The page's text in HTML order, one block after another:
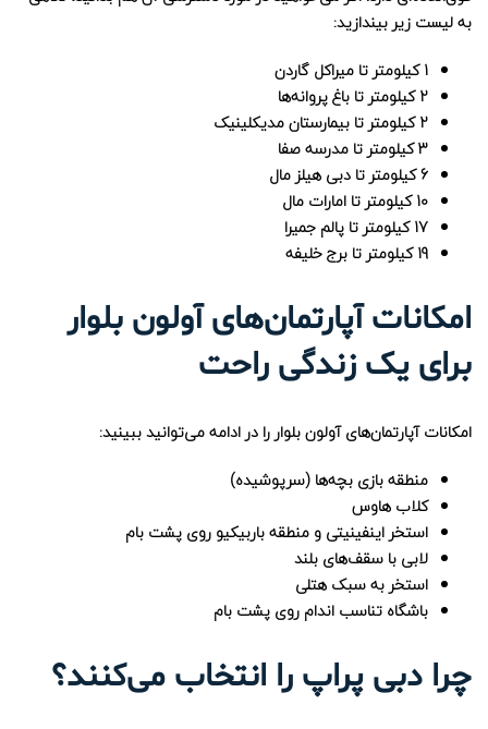
به لیست زیر بیندازید:
1 کیلومتر تا میراکل گاردن
2 کیلومتر تا باغ پروانه‌ها
2 کیلومتر تا بیمارستان مدیکلینیک
3 کیلومتر تا مدرسه صفا
6 کیلومتر تا دبی هیلز مال
10 کیلومتر تا امارات مال
17 کیلومتر تا پالم جمیرا
19 کیلومتر تا برج خلیفه
امکانات آپارتمان‌های آولون بلوار
برای یک زندگی راحت
امکانات آپارتمان‌های آولون بلوار را در ادامه می‌توانید ببینید:
منطقه بازی بچه‌ها (سرپوشیده)
کلاب هاوس
استخر اینفینیتی و منطقه باربیکیو روی پشت بام
لابی با سقف‌های بلند
استخر به سبک هتلی
باشگاه تناسب اندام روی پشت بام
چرا دبی پراپ را انتخاب می‌کنند؟